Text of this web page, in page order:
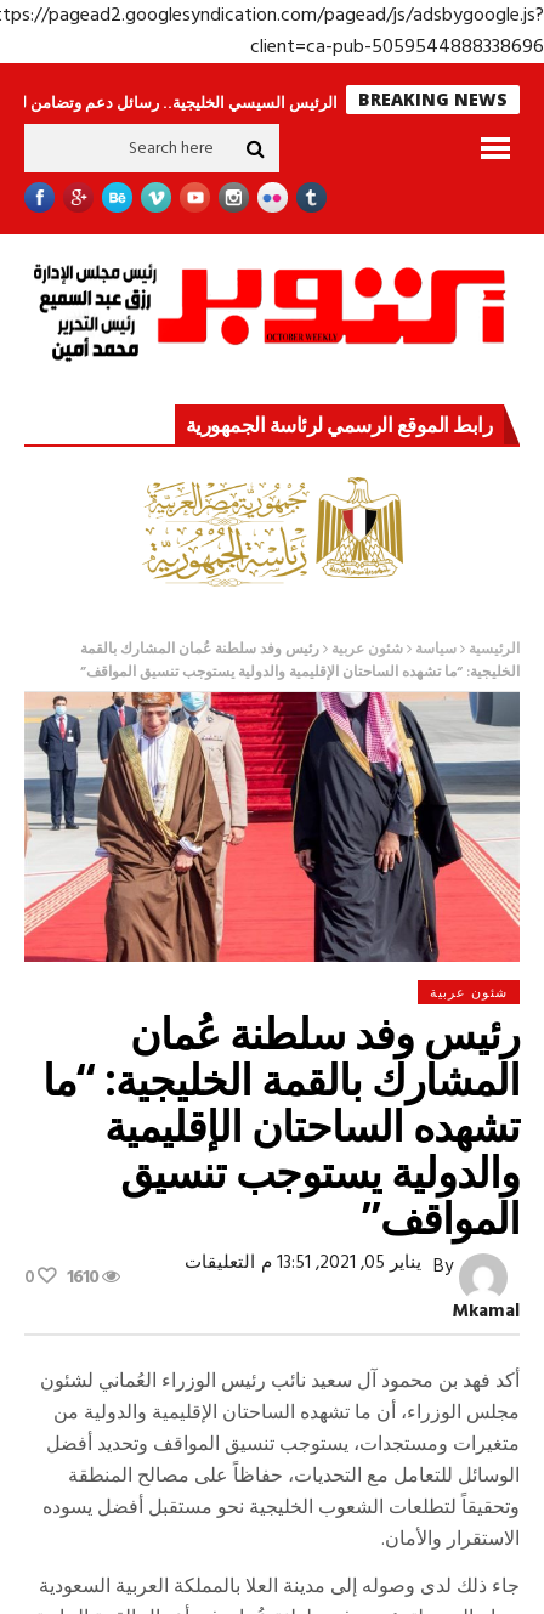
https://pagead2.googlesyndication.com/pagead/js/
client=ca-pub-
BREAKING NEWS
ينامون جولة الرئيس السيسي الخليجية.. رسائل دعم وتضامن للأشقاء
رابط الموقع الرسمي لرئاسة الجمهورية
الرئيسية سياسة شئون عربية رئيس وفد سلطنة عُمان المشارك بالقمة
الخليجية: “ما تشهده الساحتان الإقليمية والدولية يستوجب تنسيق المواقف”
شئون عربية
رئيس وفد سلطنة عُمان
المشارك بالقمة الخليجية: “ما
تشهده الساحتان الإقليمية
والدولية يستوجب تنسيق
المواقف”
By
Mkamal
يناير 05, 2021, 13:51 م التعليقاتعلى
عُمان
بالقمة
الخليجية:
“ما
تشهده
الساحتان
الإقليمية
والدولية
يستوجب
مغلقة
1610
0
أكد فهد بن محمود آل سعيد نائب رئيس الوزراء العُماني لشئون
مجلس الوزراء، أن ما تشهده الساحتان الإقليمية والدولية من
متغيرات ومستجدات، يستوجب تنسيق المواقف وتحديد أفضل
الوسائل للتعامل مع التحديات، حفاظاً على مصالح المنطقة
وتحقيقاً لتطلعات الشعوب الخليجية نحو مستقبل أفضل يسوده
الاستقرار والأمان.
جاء ذلك لدى وصوله إلى مدينة العلا بالمملكة العربية السعودية